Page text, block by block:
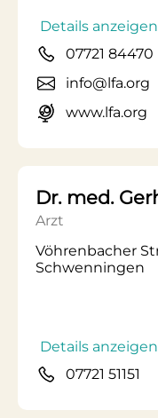
Details anzeigen
07721 84470
info@lfa.org
www.lfa.org
Dr. med.
Arzt
Vöhrenbacher
Schwenningen
Details anzeigen
07721 51151